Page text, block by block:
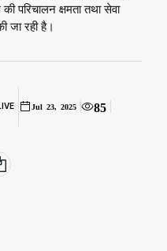
परिचालन क्षमता तथा सेवा
जा रही है।
Jul 23, 2025 85